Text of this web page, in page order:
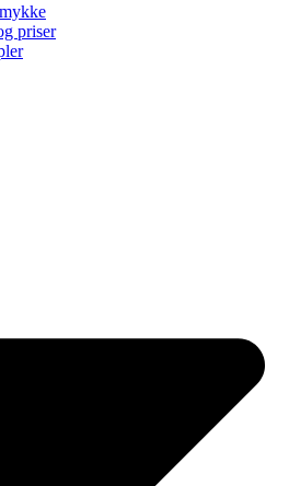
priser